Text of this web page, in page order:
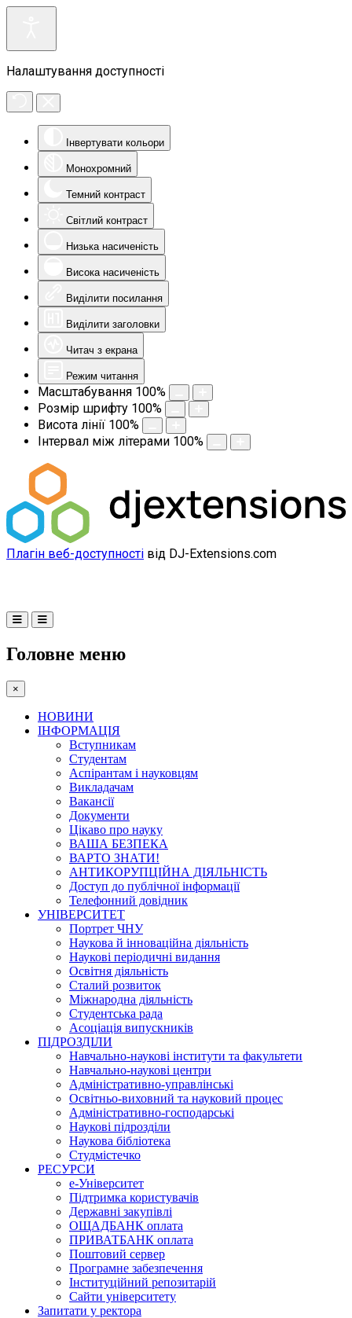
Налаштування доступності
Інвертувати кольори
Монохромний
Темний контраст
Світлий контраст
Низька насиченість
Висока насиченість
Виділити посилання
Виділити заголовки
Читач з екрана
Режим читання
Масштабування 100%
Розмір шрифту 100%
Висота лінії 100%
Інтервал між літерами 100%
Плагін веб-доступності від DJ-Extensions.com
Головне меню
×
НОВИНИ
ІНФОРМАЦІЯ
Вступникам
Студентам
Аспірантам і науковцям
Викладачам
Вакансії
Документи
Цікаво про науку
ВАША БЕЗПЕКА
ВАРТО ЗНАТИ!
АНТИКОРУПЦІЙНА ДІЯЛЬНІСТЬ
Доступ до публічної інформації
Телефонний довідник
УНІВЕРСИТЕТ
Портрет ЧНУ
Наукова й інноваційна діяльність
Наукові періодичні видання
Освітня діяльність
Сталий розвиток
Міжнародна діяльність
Студентська рада
Асоціація випускників
ПІДРОЗДІЛИ
Навчально-наукові інститути та факультети
Навчально-наукові центри
Адміністративно-управлінські
Освітньо-виховний та науковий процес
Адміністративно-господарські
Наукові підрозділи
Наукова бібліотека
Студмістечко
РЕСУРСИ
е-Університет
Підтримка користувачів
Державні закупівлі
ОЩАДБАНК оплата
ПРИВАТБАНК оплата
Поштовий сервер
Програмне забезпечення
Інституційний репозитарій
Сайти університету
Запитати у ректора